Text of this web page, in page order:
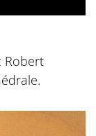
Robert